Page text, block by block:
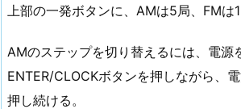
上部の一発ボタンに、AMは5局、FMは
AMのステップを切り替えるには、電源
ENTER/CLOCKボタンを押しながら、
押し続ける。